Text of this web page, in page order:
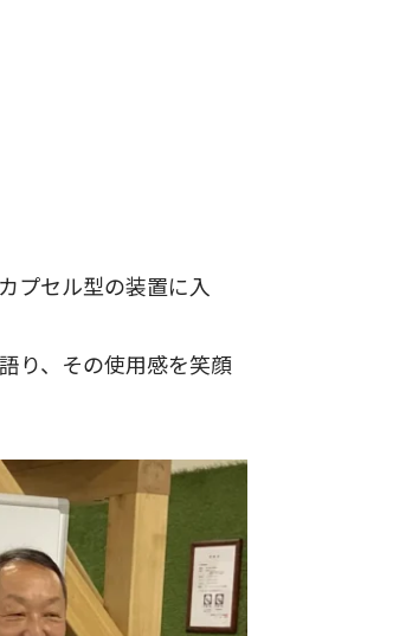
プセル型の装置に入
り、その使用感を笑顔